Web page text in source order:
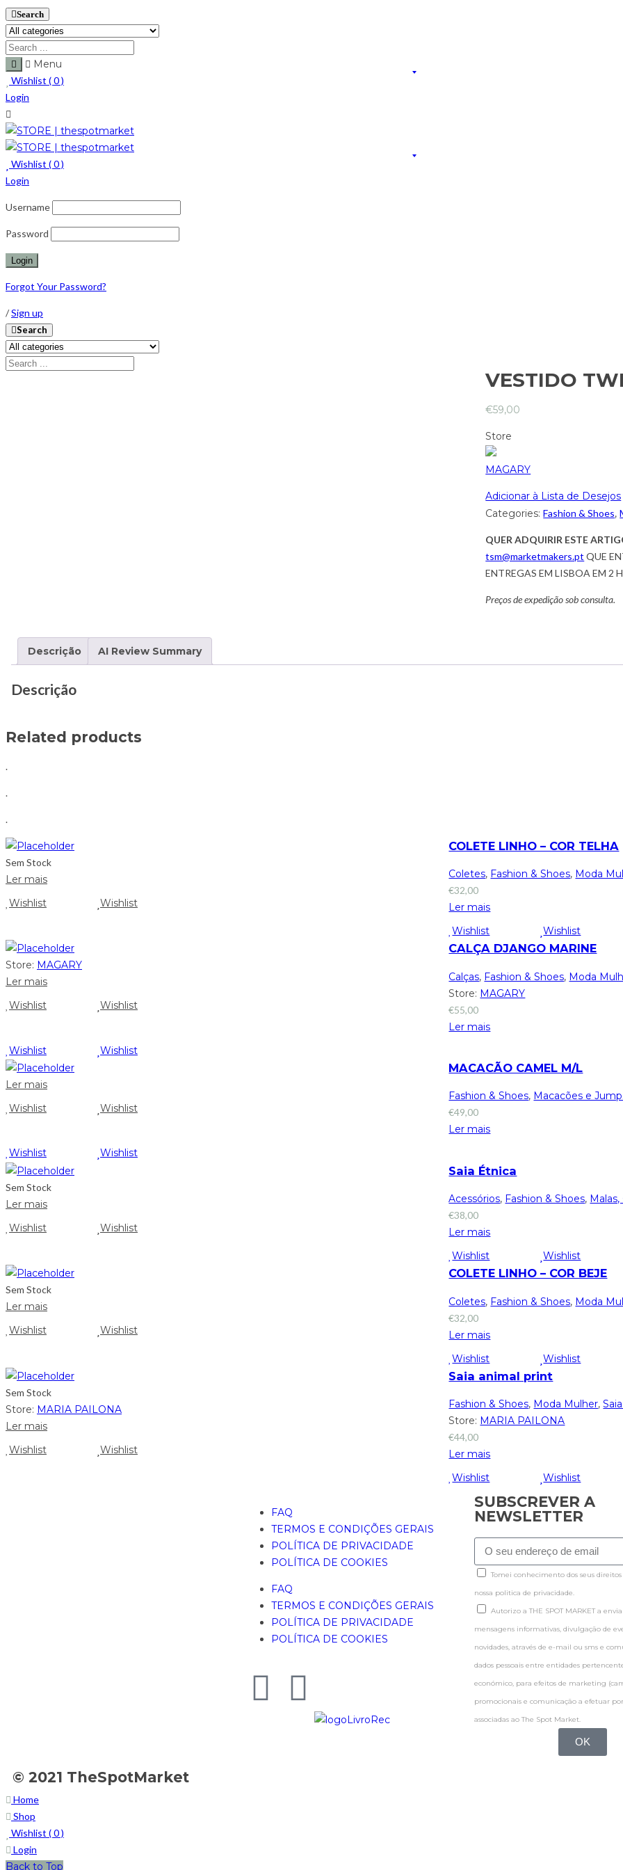
Search
Menu
Wishlist (0)
Login
Wishlist (0)
Login
Username
Password
Forgot Your Password?
/Sign up
Search
VESTIDO
€59,00
Store
MAGARY
Adicionar à Lista de Desejos
Categories:Fashion & Shoes,
QUER ADQUIRIR ESTE
tsm@marketmakers.pt QUE
ENTREGAS EM LISBOA EM 2
Preços de expedição sob consulta.
Descrição AI Review Summary
Descrição
Related products
.
.
.
Sem Stock
Ler mais
Wishlist
Wishlist
COLETE LINHO – COR TELHA
Coletes, Fashion & Shoes, Moda
€32,00
Ler mais
Wishlist
Wishlist
Store: MAGARY
Ler mais
Wishlist
Wishlist
CALÇA DJANGO MARINE
Calças, Fashion & Shoes, Moda
Store: MAGARY
€55,00
Ler mais
Wishlist
Wishlist
Ler mais
Wishlist
Wishlist
MACACÃO CAMEL M/L
Fashion & Shoes, Macacões e
€49,00
Ler mais
Wishlist
Wishlist
Sem Stock
Ler mais
Wishlist
Wishlist
Saia Étnica
Acessórios, Fashion & Shoes,
€38,00
Ler mais
Wishlist
Wishlist
Sem Stock
Ler mais
Wishlist
Wishlist
COLETE LINHO – COR BEJE
Coletes, Fashion & Shoes, Moda
€32,00
Ler mais
Wishlist
Wishlist
Sem Stock
Store: MARIA PAILONA
Ler mais
Wishlist
Wishlist
Saia animal print
Fashion & Shoes, Moda Mulher,
Store: MARIA PAILONA
€44,00
Ler mais
Wishlist
Wishlist
FAQ
TERMOS E CONDIÇÕES GERAIS
POLÍTICA DE PRIVACIDADE
POLÍTICA DE COOKIES
FAQ
TERMOS E CONDIÇÕES GERAIS
POLÍTICA DE PRIVACIDADE
POLÍTICA DE COOKIES
SUBSCREVER A
NEWSLETTER
Tomei conhecimento dos seus
nossa politica de privacidade.
Autorizo a THE SPOT MARKET a
mensagens informativas, divulgação de
novidades, através de e-mail ou sms e
dados pessoais entre entidades
económico, para efeitos de marketing
promocionais e comunicação a efetuar
associadas ao The Spot Market.
OK
© 2021 TheSpotMarket
Home
Shop
Wishlist (0)
Login
Back to Top